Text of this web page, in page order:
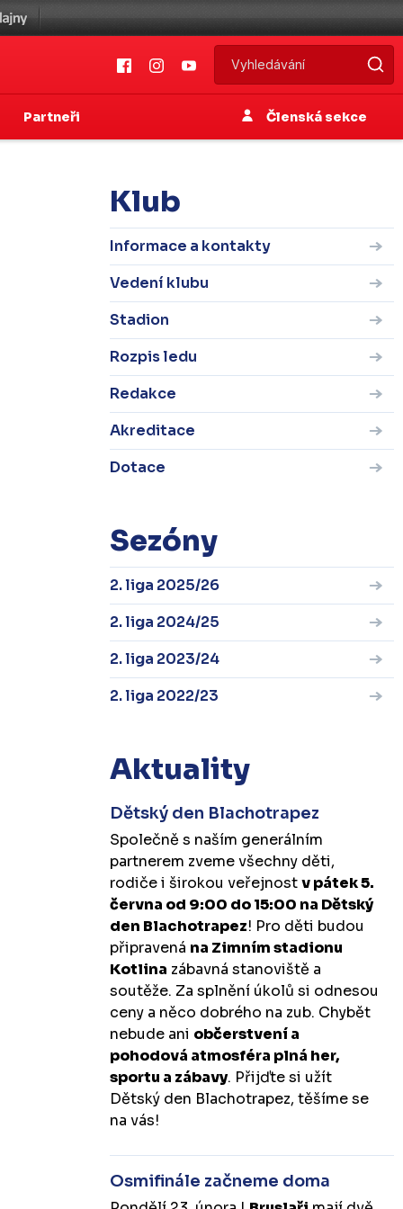
Partneři Členská sekce
Klub
Informace a kontakty
Vedení klubu
Stadion
Rozpis ledu
Redakce
Akreditace
Dotace
Sezóny
2. liga 2025/26
2. liga 2024/25
2. liga 2023/24
2. liga 2022/23
Aktuality
Dětský den Blachotrapez
Společně s naším generálním
partnerem zveme všechny děti,
rodiče i širokou veřejnostv pátek 5.
června od 9:00 do 15:00 na Dětský
den Blachotrapez! Pro děti budou
připravená na Zimním stadionu
Kotlina zábavná stanoviště a
soutěže. Za splnění úkolů si odnesou
ceny a něco dobrého na zub. Chybět
nebude ani občerstvení a
pohodová atmosféra plná her,
sportu a zábavy. Přijďte si užít
Dětský den Blachotrapez, těšíme se
na vás!
Osmifinále začneme doma